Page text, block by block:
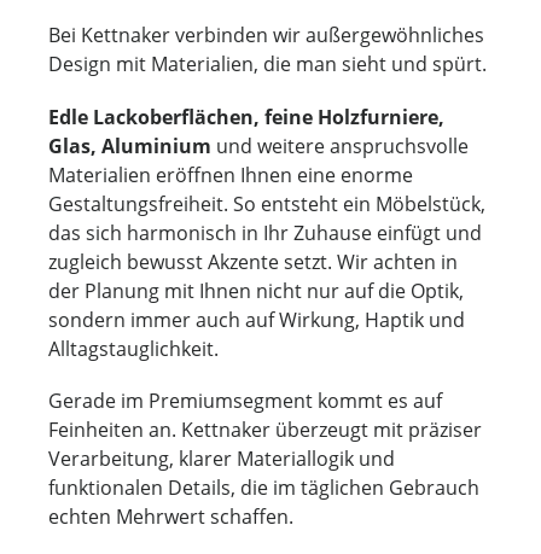
Bei Kettnaker verbinden wir außergewöhnliches
Design mit Materialien, die man sieht und spürt.
Edle Lackoberflächen, feine Holzfurniere,
Glas, Aluminium und weitere anspruchsvolle
Materialien eröffnen Ihnen eine enorme
Gestaltungsfreiheit. So entsteht ein Möbelstück,
das sich harmonisch in Ihr Zuhause einfügt und
zugleich bewusst Akzente setzt. Wir achten in
der Planung mit Ihnen nicht nur auf die Optik,
sondern immer auch auf Wirkung, Haptik und
Alltagstauglichkeit.
Gerade im Premiumsegment kommt es auf
Feinheiten an. Kettnaker überzeugt mit präziser
Verarbeitung, klarer Materiallogik und
funktionalen Details, die im täglichen Gebrauch
echten Mehrwert schaffen.